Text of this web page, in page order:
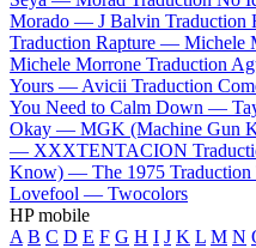
Morado — J Balvin
Traduction Rapture — Michele
Michele Morrone Traduction
Yours — Avicii Traduction
You Need to Calm Down —
Okay — MGK (Machine Gun
— XXXTENTACION
Know) — The 1975
Lovefool — Twocolors
HP mobile
A B C D E F G H I J K L M N